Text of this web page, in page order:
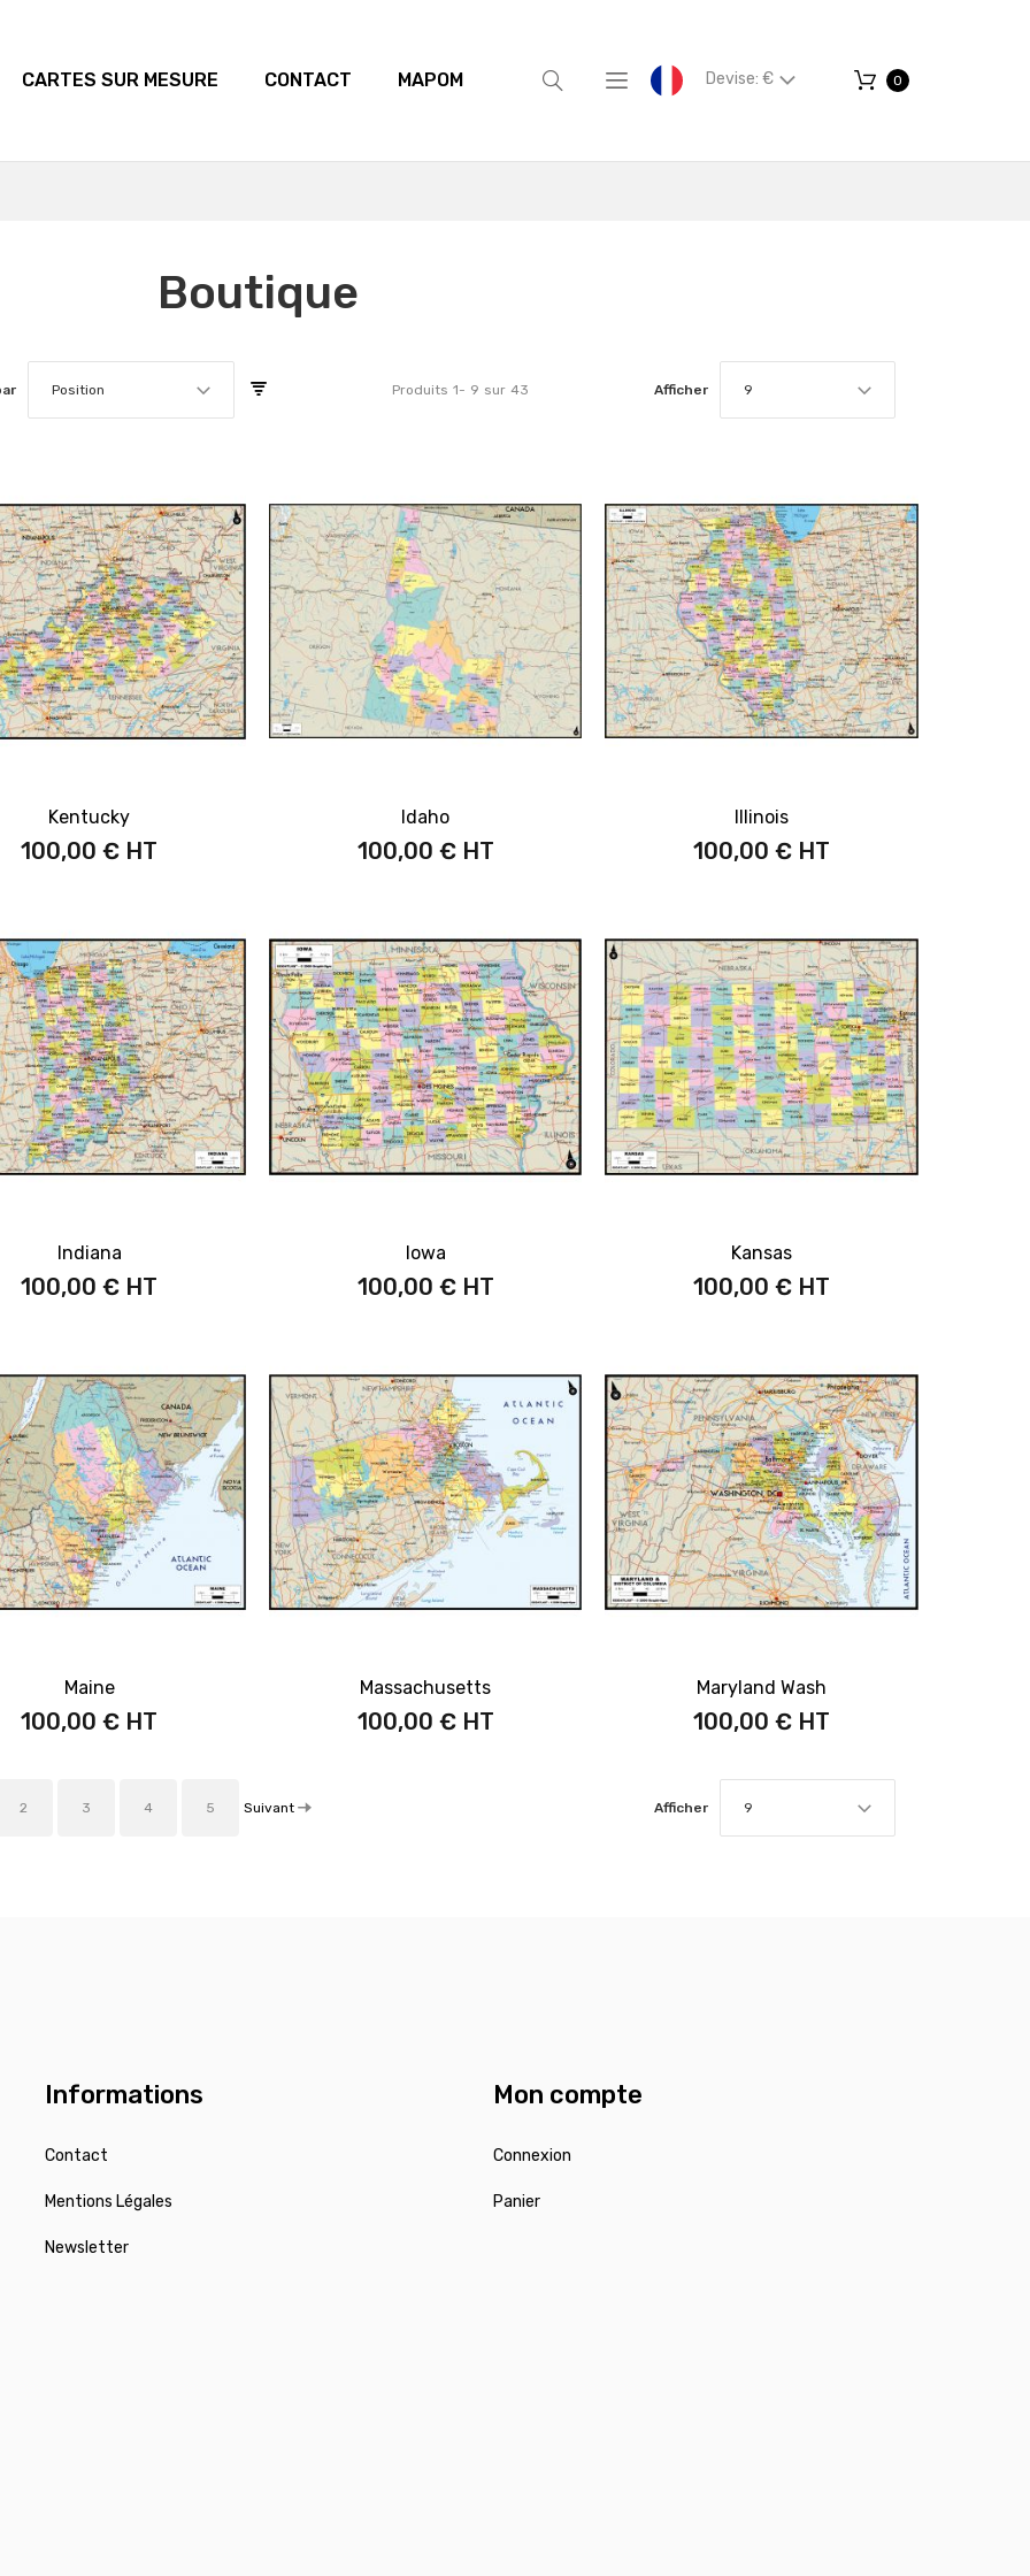
CARTES SUR MESURE CONTACT MAPOM Devise: € 0
Boutique
Position Produits 1- 9 sur 43 Afficher 9
Kentucky
100,00 €
Idaho
100,00 €
Illinois
100,00 €
Indiana
100,00 €
Iowa
100,00 €
Kansas
100,00 €
Maine
100,00 €
Massachusetts
100,00 €
Maryland Wash
100,00 €
Afficher 9
2 3 4 5 Suivant
Informations
Contact
Mentions Légales
Newsletter
Mon compte
Connexion
Panier